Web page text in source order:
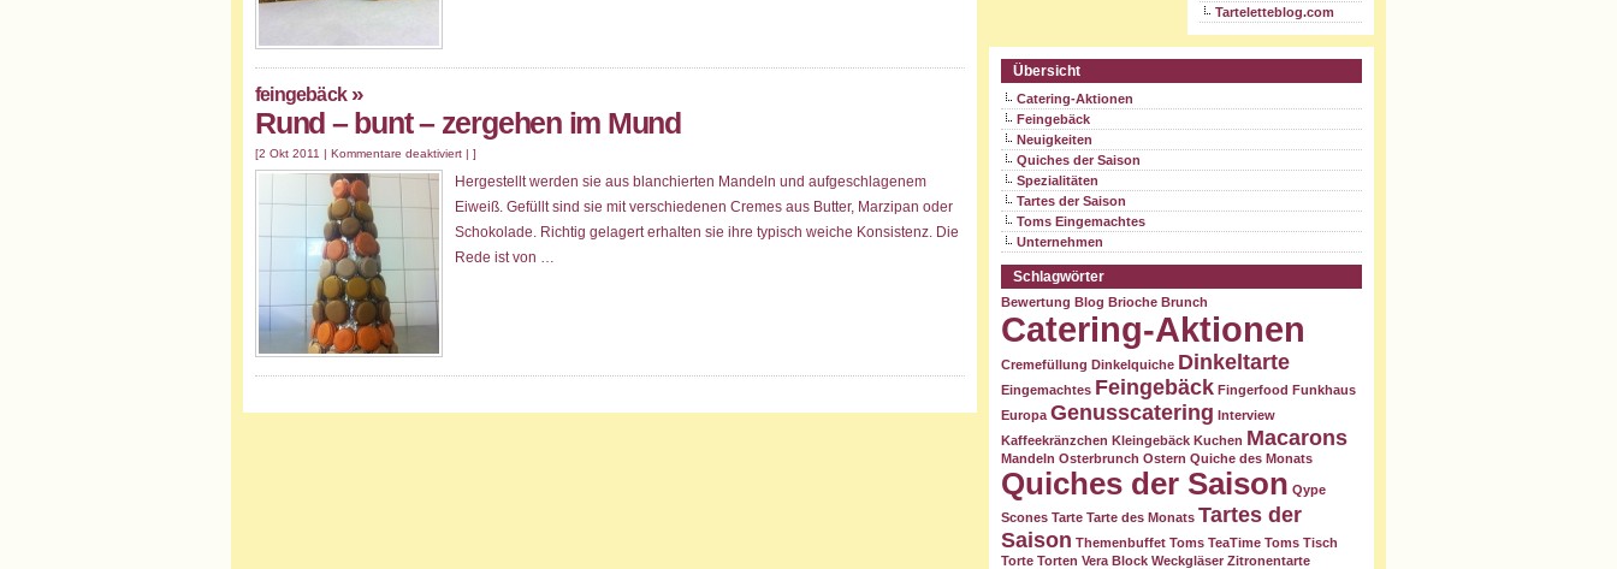
feingebäck»
Rund – bunt – zergehen im Mund
[2 Okt 2011 | Kommentare deaktiviert | ]
Hergestellt werden sie aus blanchierten Mandeln und aufgeschlagenem
Eiweiß. Gefüllt sind sie mit verschiedenen Cremes aus Butter, Marzipan oder
Schokolade. Richtig gelagert erhalten sie ihre typisch weiche Konsistenz. Die
Rede ist von …
Tarteletteblog.com
Übersicht
Catering-Aktionen
Feingebäck
Neuigkeiten
Quiches der Saison
Spezialitäten
Tartes der Saison
Toms Eingemachtes
Unternehmen
Schlagwörter
Bewertung Blog Brioche Brunch
Catering-Aktionen
Cremefüllung Dinkelquiche Dinkeltarte
Eingemachtes Feingebäck Fingerfood Funkhaus
Europa Genusscatering Interview
Kaffeekränzchen Kleingebäck Kuchen Macarons
Mandeln Osterbrunch Ostern Quiche des Monats
Quiches der Saison Qype
Scones Tarte Tarte des Monats Tartes der
Saison Themenbuffet Toms TeaTime Toms Tisch
Torte Torten Vera Block Weckgläser Zitronentarte